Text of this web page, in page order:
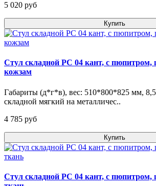
5 020 pуб
Купить
Стул складной РС 04 кант, с пюпитром,
кожзам
Габариты (д*г*в), вес: 510*800*825 мм,
складной мягкий на металличес..
4 785 pуб
Купить
Стул складной РС 04 кант, с пюпитром,